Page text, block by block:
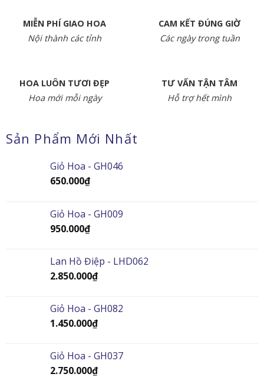
MIỄN PHÍ GIAO HOA
Nội thành các tỉnh
CAM KẾT ĐÚNG GIỜ
Các ngày trong tuần
HOA LUÔN TƯƠI ĐẸP
Hoa mới mỗi ngày
TƯ VẤN TẬN TÂM
Hỗ trợ hết mình
Sản Phẩm Mới Nhất
Giỏ Hoa - GH046
650.000₫
Giỏ Hoa - GH009
950.000₫
Lan Hồ Điệp - LHD062
2.850.000₫
Giỏ Hoa - GH082
1.450.000₫
Giỏ Hoa - GH037
2.750.000₫